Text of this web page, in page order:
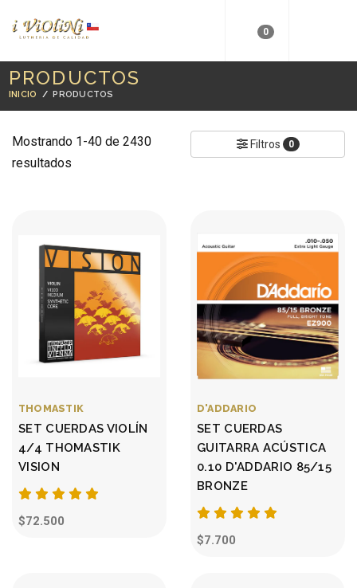
0
PRODUCTOS
INICIO /PRODUCTOS
Mostrando 1-40 de 2430
resultados
Filtros 0
THOMASTIK
SET CUERDAS VIOLÍN
4/4 THOMASTIK
VISION
$72.500
D'ADDARIO
SET CUERDAS
GUITARRA ACÚSTICA
0.10 D'ADDARIO 85/15
BRONZE
$7.700